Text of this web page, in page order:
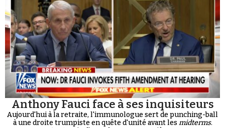
Anthony Fauci face à ses inquisiteurs
Aujourd'hui à la retraite, l'immunologue sert de punching-ball
à une droite trumpiste en quête d'unité avant les midterms.